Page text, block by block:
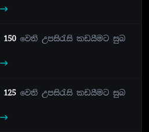
150වෙනි උපසිරැසි කඩයීමට සුබ
125 වෙනි උපසිරැසි කඩයීමට සුබ